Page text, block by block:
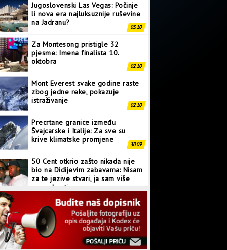
Jugoslovenski Las Vegas: Počinje
li nova era najluksuznije ruševine
na Jadranu?
03.10
Za Montesong pristigle 32
pjesme: Imena finalista 10.
oktobra
02.10
Mont Everest svake godine raste
zbog jedne reke, pokazuje
istraživanje
02.10
Precrtane granice između
Švajcarske i Italije: Za sve su
krive klimatske promjene
30.09
50 Cent otkrio zašto nikada nije
bio na Didijevim zabavama: Nisam
za te jezive stvari, ja sam više
normalan tip
28.09
Japanci prave superkompjuter
kakav svijet još nije vidio
27.09
Linkin Park ima novu pjesmu: